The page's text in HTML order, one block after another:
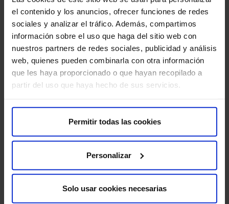
el contenido y los anuncios, ofrecer funciones de redes
sociales y analizar el tráfico. Además, compartimos
información sobre el uso que haga del sitio web con
nuestros partners de redes sociales, publicidad y análisis
web, quienes pueden combinarla con otra información
que les haya proporcionado o que hayan recopilado a
partir del uso que haya hecho de sus servicios.
Permitir todas las cookies
Personalizar
Solo usar cookies necesarias
y, por seguridad, puede recomendar congelar los
embriones y posponer la transferencia a un ciclo
posterior.
Estradiol bajo: ¿Por qué dificulta el
embarazo?
produciendo estrógenos de forma adecuada. Esto
dificulta el embarazo porque el endometrio no alcanza el
grosor necesario por lo que el embrión no va a implantar
produciendo la ovulación. Las causas más comunes
incluyen una baja reserva ovárica, trastornos de la